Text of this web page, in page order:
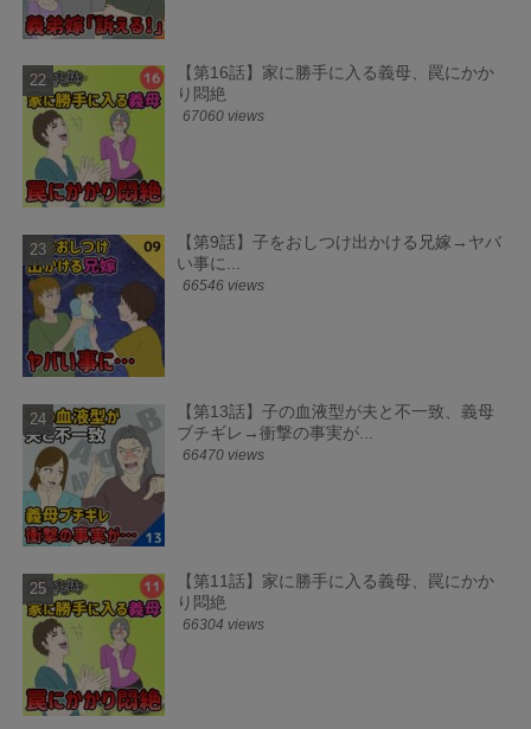
【第16話】家に勝手に入る義母、罠にかか
り悶絶
67060 views
【第9話】子をおしつけ出かける兄嫁→ヤバ
い事に...
66546 views
【第13話】子の血液型が夫と不一致、義母
ブチギレ→衝撃の事実が...
66470 views
【第11話】家に勝手に入る義母、罠にかか
り悶絶
66304 views